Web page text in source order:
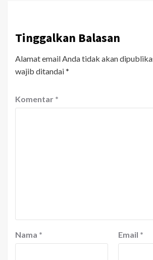
Tinggalkan Balasan
Alamat email Anda tidak akan
wajib ditandai*
Komentar *
Nama * Email *